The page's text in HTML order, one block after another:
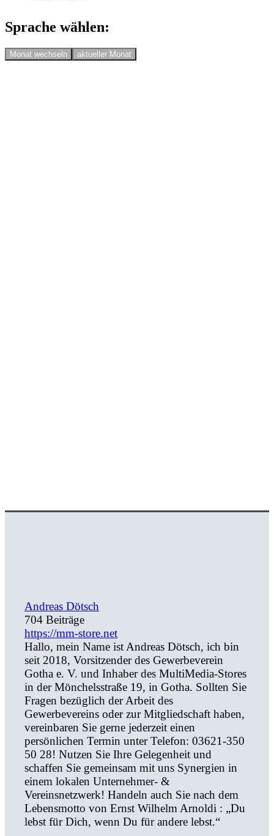
Sprache wählen:
Monat wechseln aktueller Monat
Andreas Dötsch
704 Beiträge
https://mm-store.net
Hallo, mein Name ist Andreas Dötsch, ich bin
seit 2018, Vorsitzender des Gewerbeverein
Gotha e. V. und Inhaber des MultiMedia-Stores
in der Mönchelsstraße 19, in Gotha. Sollten Sie
Fragen bezüglich der Arbeit des
Gewerbevereins oder zur Mitgliedschaft haben,
vereinbaren Sie gerne jederzeit einen
persönlichen Termin unter Telefon: 03621-350
50 28! Nutzen Sie Ihre Gelegenheit und
schaffen Sie gemeinsam mit uns Synergien in
einem lokalen Unternehmer- &
Vereinsnetzwerk! Handeln auch Sie nach dem
Lebensmotto von Ernst Wilhelm Arnoldi : „Du
lebst für Dich, wenn Du für andere lebst.“